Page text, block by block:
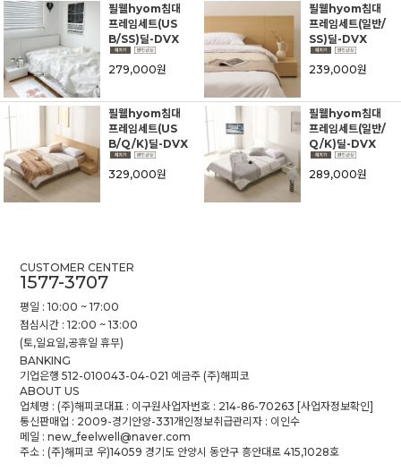
필웰hyom침대
프레임세트(US
B/SS)딜-DVX
279,000원
필웰hyom침대
프레임세트(일반/
SS)딜-DVX
239,000원
필웰hyom침대
프레임세트(US
B/Q/K)딜-DVX
329,000원
필웰hyom침대
프레임세트(일반/
Q/K)딜-DVX
289,000원
CUSTOMER CENTER
1577-3707
평일 : 10:00 ~ 17:00
점심시간 : 12:00 ~ 13:00
(토,일요일,공휴일 휴무)
BANKING
기업은행 512-010043-04-021 예금주 (주)해피코
ABOUT US
업체명 : (주)해피코대표 : 이구원사업자번호 : 214-86-70263 [사업자정보확인]
통신판매업 : 2009-경기안양-331개인정보취급관리자 : 이인수
메일 : new_feelwell@naver.com
주소 : (주)해피코 우)14059 경기도 안양시 동안구 흥안대로 415,1028호